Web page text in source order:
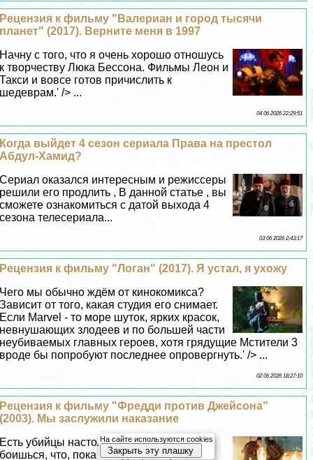
Рецензия к фильму "Валериан и город тысячи
планет" (2017). Верните меня в 1997
Начну с того, что я очень хорошо отношусь
к творчеству Люка Бессона. Фильмы Леон и
Такси и вовсе готов причислить к
шедеврам.' /> ...
04 06 2026 22:29:51
Когда выйдет 4 сезон сериала Права на престол
Абдул-Хамид?
Сериал оказался интересным и режиссеры
решили его продлить , В данной статье , вы
сможете ознакомиться с датой выхода 4
сезона телесериала...
03 06 2026 2:43:17
Рецензия к фильму "Логан" (2017). Я устал, я ухожу
Чего мы обычно ждём от кинокомикса?
Зависит от того, какая студия его снимает.
Если Marvel - то море шуток, ярких красок,
невнушающих злодеев и по большей части
неубиваемых главных героев, хотя грядущие Мстители 3
вроде бы попробуют последнее опровергнуть.' /> ...
02 06 2026 18:27:10
Рецензия к фильму "Фредди против Джейсона"
(2003). Мы заслужили наказание
Есть убийцы настолько забытые, но все
боишься, что, пока не ждал, они уже
На сайте используются cookies
Закрыть эту плашку